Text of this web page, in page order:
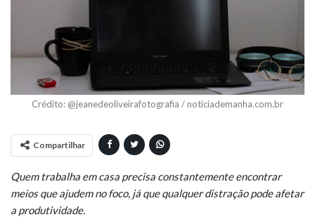
Crédito: @jeanedeoliveirafotografia / noticiademanha.com.br
Compartilhar
Quem trabalha em casa precisa constantemente encontrar
meios que ajudem no foco, já que qualquer distração pode afetar
a produtividade.